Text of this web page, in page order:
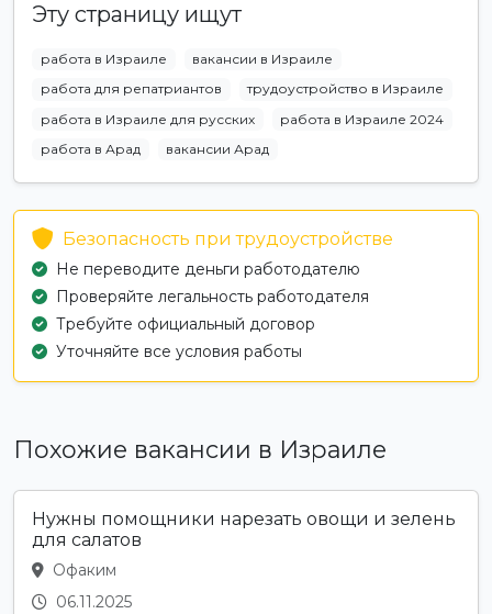
Эту страницу ищут
работа в Израиле
вакансии в Израиле
работа для репатриантов
трудоустройство в Израиле
работа в Израиле для русских
работа в Израиле 2024
работа в Арад
вакансии Арад
Безопасность при трудоустройстве
Не переводите деньги работодателю
Проверяйте легальность работодателя
Требуйте официальный договор
Уточняйте все условия работы
Похожие вакансии в Израиле
Нужны помощники нарезать овощи и зелень
для салатов
Офаким
06.11.2025